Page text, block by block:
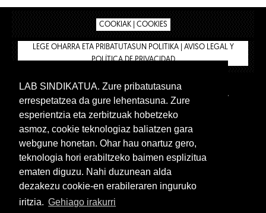
COOKIAK | COOKIES
LEGE OHARRA ETA PRIBATUTASUN POLITIKA | AVISO LEGAL Y
POLÍTICA DE PRIVACIDAD
BIZILAN.EUS
TIENDA
INTRANET 🔑
Euskera Castellano
LAB SINDIKATUA. Zure pribatutasuna
errespetatzea da gure lehentasuna. Zure
esperientzia eta zerbitzuak hobetzeko
asmoz, cookie teknologiaz baliatzen gara
webgune honetan. Ohar hau onartuz gero,
teknologia hori erabiltzeko baimen esplizitua
ematen diguzu. Nahi duzunean alda
dezakezu cookie-en erabileraren inguruko
iritzia. Gehiago irakurri